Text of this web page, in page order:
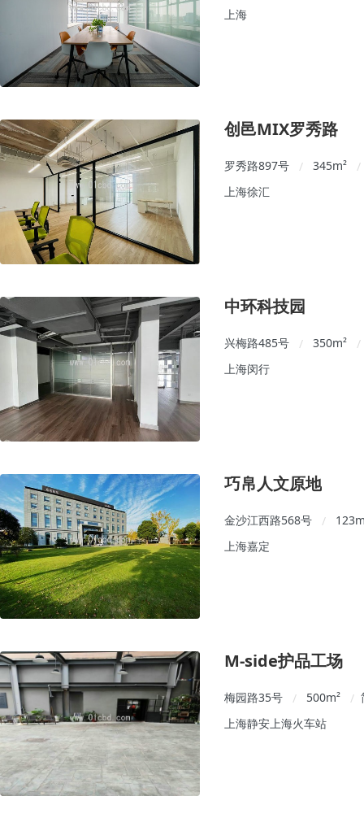
上海
创邑MIX罗秀路
罗秀路897号 / 345m²
/
上海徐汇
中环科技园
兴梅路485号 / 350m²
/
上海闵行
巧帛人文原地
金沙江西路568号 / 123
上海嘉定
M-side护品工场
梅园路35号 / 500m² /
上海静安上海火车站